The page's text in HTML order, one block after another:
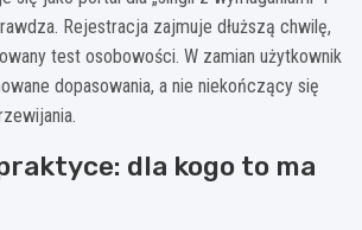
Rejestracja zajmuje dłuższą chwilę,
test osobowości. W zamian użytkownik
dopasowania, a nie niekończący się
dla kogo to ma